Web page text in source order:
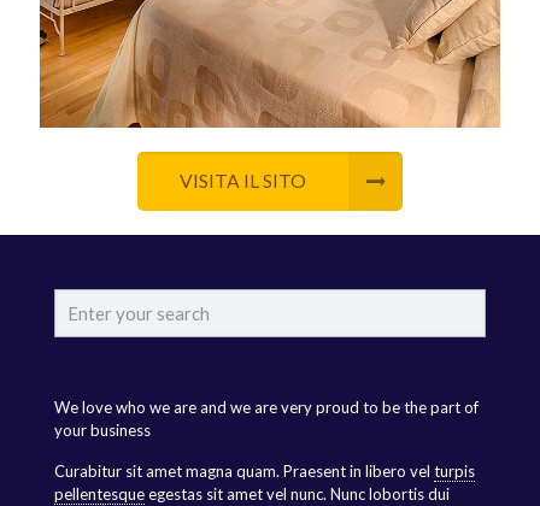
VISITA IL SITO
We love who we are and we are very proud to be the part of
your business
Curabitur sit amet magna quam. Praesent in libero vel turpis
pellentesqueegestas sit amet vel nunc. Nunc lobortis dui